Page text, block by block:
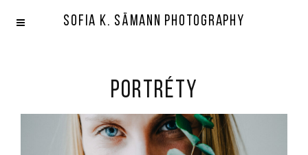
SOFIA K. SÄMANN PHOTOGRAPHY
Portréty